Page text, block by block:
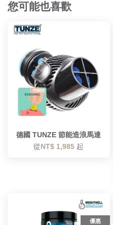
您可能也喜歡
德國 TUNZE 節能造浪馬達
從NT$ 1,985 起
優惠